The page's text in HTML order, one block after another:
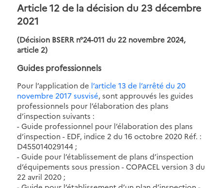
Article 12 de la décision du 23 décembre
2021
(Décision BSERR n°24-011 du 22 novembre 2024,
article 2)
Guides professionnels
Pour l’application de l’article 13 de l’arrêté du 20
novembre 2017 susvisé, sont approuvés les guides
professionnels pour l’élaboration des plans
d’inspection suivants :
- Guide professionnel pour l’élaboration des plans
d’inspection - EDF, indice 2 du 16 octobre 2020 Réf. :
D455014029144 ;
- Guide pour l’établissement de plans d’inspection
d’équipements sous pression - COPACEL version 3 du
22 avril 2020 ;